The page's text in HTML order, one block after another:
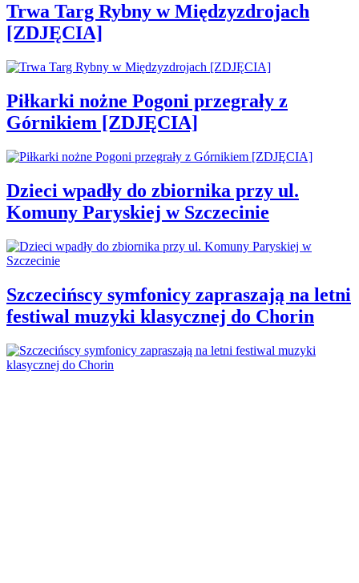
Trwa Targ Rybny w Międzyzdrojach
[ZDJĘCIA]
Piłkarki nożne Pogoni przegrały z
Górnikiem [ZDJĘCIA]
Dzieci wpadły do zbiornika przy ul.
Komuny Paryskiej w Szczecinie
Szczecińscy symfonicy zapraszają na letni
festiwal muzyki klasycznej do Chorin